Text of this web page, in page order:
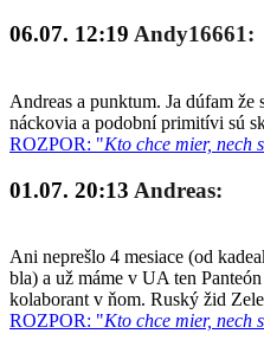
06.07. 12:19 Andy16661:
Andreas a punktum. Ja dúfam že
náckovia a podobní primitívi sú
ROZPOR: "Kto chce mier, nech
01.07. 20:13 Andreas:
Ani neprešlo 4 mesiace (od
bla) a už máme v UA ten
kolaborant v ňom. Ruský žid
ROZPOR: "Kto chce mier, nech